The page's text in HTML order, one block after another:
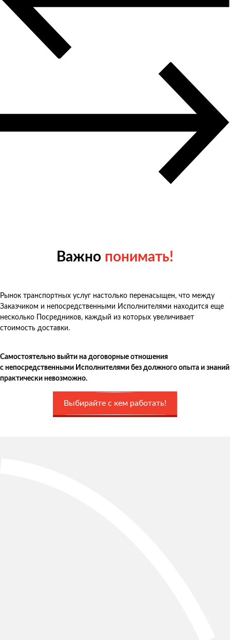
Важно понимать!
Рынок транспортных услуг настолько перенасыщен, что между
Заказчиком и непосредственными Исполнителями находится еще
несколько Посредников, каждый из которых увеличивает
стоимость доставки.
Самостоятельно выйти на договорные отношения
с непосредственными Исполнителями без должного опыта и знаний
практически невозможно.
Выбирайте с кем работать!